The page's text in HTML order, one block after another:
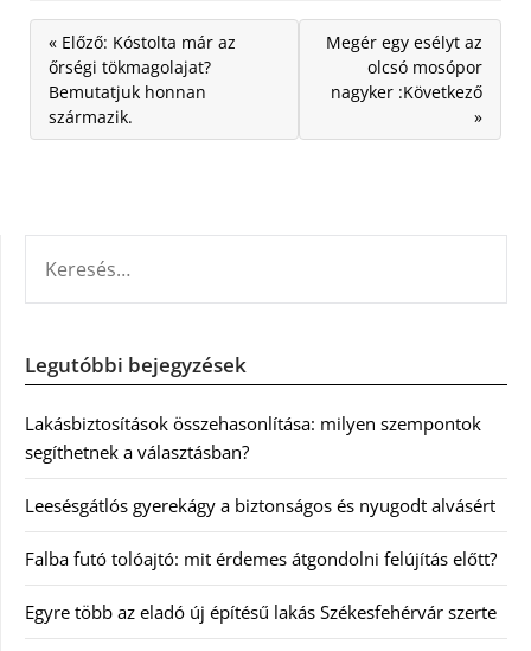
« Előző: Kóstolta már az
őrségi tökmagolajat?
Bemutatjuk honnan
származik.
Megér egy esélyt az
olcsó mosópor
nagyker :Következő
»
Legutóbbi bejegyzések
Lakásbiztosítások összehasonlítása: milyen szempontok
segíthetnek a választásban?
Leesésgátlós gyerekágy a biztonságos és nyugodt alvásért
Falba futó tolóajtó: mit érdemes átgondolni felújítás előtt?
Egyre több az eladó új építésű lakás Székesfehérvár szerte